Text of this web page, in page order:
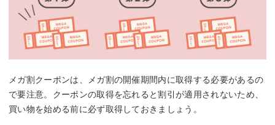
メガ割クーポンは、メガ割の開催期間内に取得する必要があるの
で要注意。クーポンの取得を忘れると割引が適用されないため、
買い物を始める前に必ず取得しておきましょう。